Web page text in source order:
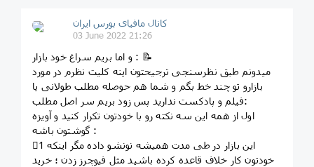
کانال مافیای بورس ایران
03 June 2022 21:26
و اما بریم سراغ خود بازار : 📝
میدونم طبق نظرسنجی ترجیحتون اینه کلیت نظرم در مورد
بازارو تو چند خط بگم و شما هم حوصله مطلب طولانی یا
فیلم و پادکست ندارید پس زود بریم سر اصل مطلب:
اول از همه این سه نکته رو با خودتون تکرار کنید و آویزه
گوشتون باشه :
1⃣ این بازار در طی مدت همیشه نونشو داده مگر اینکه
خودتون کار خلاف قاعده کرده باشید مثل فیوچرز زدن ؛ خرید